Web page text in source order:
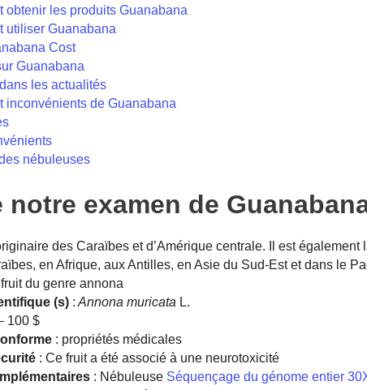
obtenir les produits Guanabana
utiliser Guanabana
Cost
Guanabana
les actualités
inconvénients de Guanabana
nébuleuses
notre examen de
des Caraïbes et d’Amérique centrale. Il est
en Afrique, aux Antilles, en Asie du Sud-Est et dans le
du genre annona
(s) : Annona muricata L.
100 $
: propriétés médicales
: Ce fruit a été associé à une neurotoxicité
: Nébuleuse Séquençage du génome entier